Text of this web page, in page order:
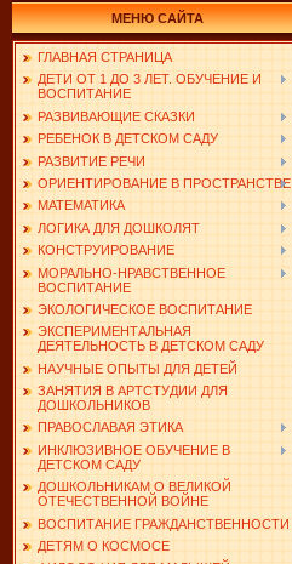
МЕНЮ САЙТА
ГЛАВНАЯ СТРАНИЦА
ДЕТИ ОТ 1 ДО 3 ЛЕТ. ОБУЧЕНИЕ И
ВОСПИТАНИЕ
РАЗВИВАЮЩИЕ СКАЗКИ
РЕБЕНОК В ДЕТСКОМ САДУ
РАЗВИТИЕ РЕЧИ
ОРИЕНТИРОВАНИЕ В ПРОСТРАНСТВЕ
МАТЕМАТИКА
ЛОГИКА ДЛЯ ДОШКОЛЯТ
КОНСТРУИРОВАНИЕ
МОРАЛЬНО-НРАВСТВЕННОЕ
ВОСПИТАНИЕ
ЭКОЛОГИЧЕСКОЕ ВОСПИТАНИЕ
ЭКСПЕРИМЕНТАЛЬНАЯ
ДЕЯТЕЛЬНОСТЬ В ДЕТСКОМ САДУ
НАУЧНЫЕ ОПЫТЫ ДЛЯ ДЕТЕЙ
ЗАНЯТИЯ В АРТСТУДИИ ДЛЯ
ДОШКОЛЬНИКОВ
ПРАВОСЛАВАЯ ЭТИКА
ИНКЛЮЗИВНОЕ ОБУЧЕНИЕ В
ДЕТСКОМ САДУ
ДОШКОЛЬНИКАМ О ВЕЛИКОЙ
ОТЕЧЕСТВЕННОЙ ВОЙНЕ
ВОСПИТАНИЕ ГРАЖДАНСТВЕННОСТИ
ДЕТЯМ О КОСМОСЕ